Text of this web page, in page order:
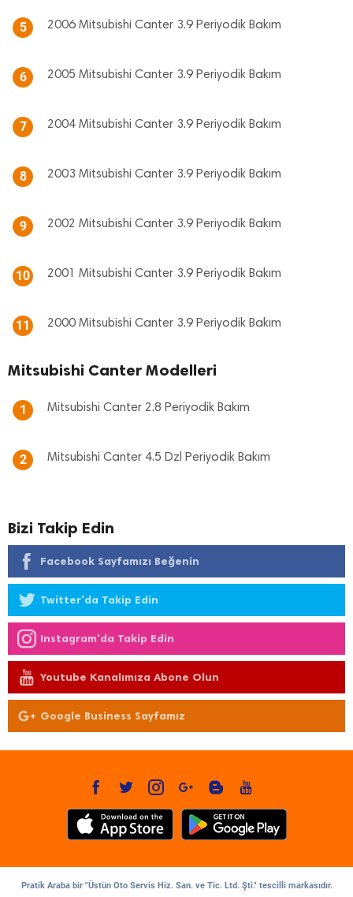
5 2006 Mitsubishi Canter 3.9 Periyodik Bakım
6 2005 Mitsubishi Canter 3.9 Periyodik Bakım
7 2004 Mitsubishi Canter 3.9 Periyodik Bakım
8 2003 Mitsubishi Canter 3.9 Periyodik Bakım
9 2002 Mitsubishi Canter 3.9 Periyodik Bakım
10 2001 Mitsubishi Canter 3.9 Periyodik Bakım
11 2000 Mitsubishi Canter 3.9 Periyodik Bakım
Mitsubishi Canter Modelleri
1 Mitsubishi Canter 2.8 Periyodik Bakım
2 Mitsubishi Canter 4.5 Dzl Periyodik Bakım
Bizi Takip Edin
Facebook Sayfamızı Beğenin
Twitter'da Takip Edin
Instagram'da Takip Edin
Youtube Kanalımıza Abone Olun
Google Business Sayfamız
Pratik Araba bir "Üstün Oto Servis Hiz. San. ve Tic. Ltd. Şti." tescilli markasıdır.